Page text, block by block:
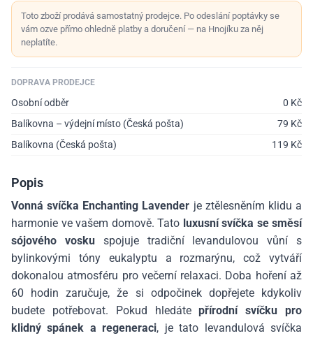
Toto zboží prodává samostatný prodejce. Po odeslání poptávky se
vám ozve přímo ohledně platby a doručení — na Hnojíku za něj
neplatíte.
DOPRAVA PRODEJCE
Osobní odběr 0 Kč
Balíkovna – výdejní místo (Česká pošta)
79 Kč
Balíkovna (Česká pošta)
119 Kč
Popis
Vonná svíčka Enchanting Lavender je ztělesněním klidu a
harmonie ve vašem domově. Tato luxusní svíčka se směsí
sójového voskuspojuje tradiční levandulovou vůní s
bylinkovými tóny eukalyptu a rozmarýnu, což vytváří
dokonalou atmosféru pro večerní relaxaci. Doba hoření až
60 hodin zaručuje, že si odpočinek dopřejete kdykoliv
budete potřebovat. Pokud hledátepřírodní svíčku pro
klidný spánek a regeneraci, je tato levandulová svíčka